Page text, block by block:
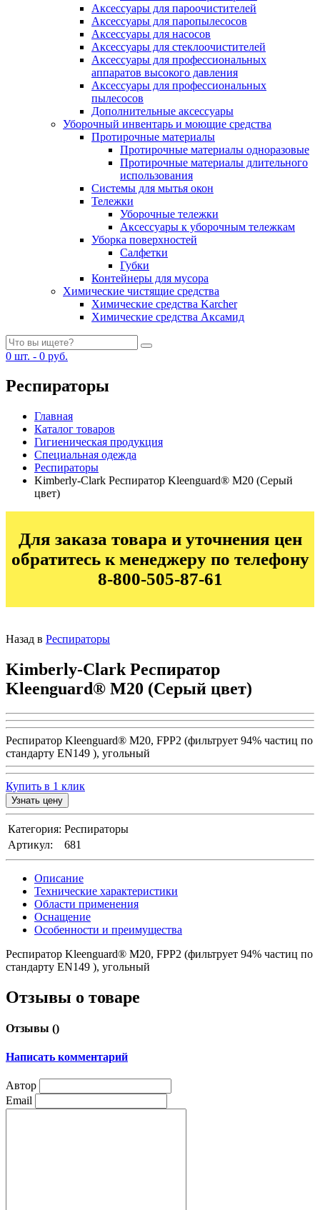
Аксессуары для пароочистителей
Аксессуары для паропылесосов
Аксессуары для насосов
Аксессуары для стеклоочистителей
Аксессуары для профессиональных
аппаратов высокого давления
Аксессуары для профессиональных
пылесосов
Дополнительные аксессуары
Уборочный инвентарь и моющие средства
Протирочные материалы
Протирочные материалы одноразовые
Протирочные материалы длительного
использования
Системы для мытья окон
Тележки
Уборочные тележки
Аксессуары к уборочным тележкам
Уборка поверхностей
Салфетки
Губки
Контейнеры для мусора
Химические чистящие средства
Химические средства Karcher
Химические средства Аксамид
0 шт. - 0 руб.
Респираторы
Главная
Каталог товаров
Гигиеническая продукция
Специальная одежда
Респираторы
Kimberly-Clark Респиратор Kleenguard® М20 (Серый
цвет)
Для заказа товара и уточнения цен
обратитесь к менеджеру по телефону
8-800-505-87-61
Назад в Респираторы
Kimberly-Clark Респиратор
Kleenguard® М20 (Серый цвет)
Респиратор Kleenguard® М20, FPP2 (фильтрует 94% частиц по
стандарту EN149 ), угольный
Купить в 1 клик
Узнать цену
Категория: Респираторы
Артикул:
681
Описание
Технические характеристики
Области применения
Оснащение
Особенности и преимущества
Респиратор Kleenguard® М20, FPP2 (фильтрует 94% частиц по
стандарту EN149 ), угольный
Отзывы о товаре
Отзывы ()
Написать комментарий
Автор
Email